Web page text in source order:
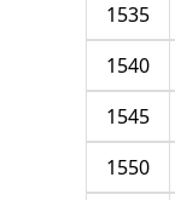
1535
1540
1545
1550